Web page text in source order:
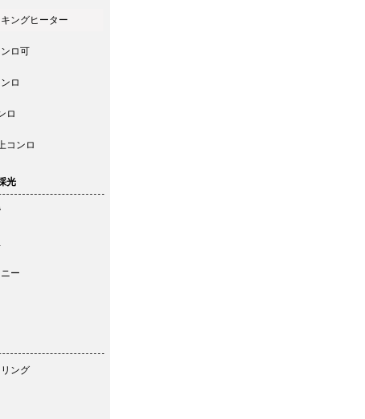
キングヒーター
ロ可
ロ
ロ
コンロ
光
ー
ング